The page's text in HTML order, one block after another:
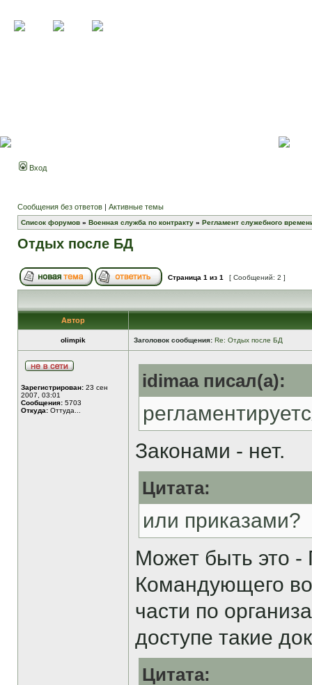
Вход
Сообщения без ответов | Активные темы
Список форумов » Военная служба по контракту » Регламент служебного
Отдых после БД
Страница 1 из 1 [ Сообщений: 2 ]
Автор
olimpik Заголовок сообщения: Re: Отдых после БД
Зарегистрирован: 23 сен
2007, 03:01
Сообщения: 5703
Откуда: Оттуда...
idimaa писал(а):
Законами - нет.
Цитата:
или приказами?
Может быть это -
Командующего
части по
доступе такие
Цитата: